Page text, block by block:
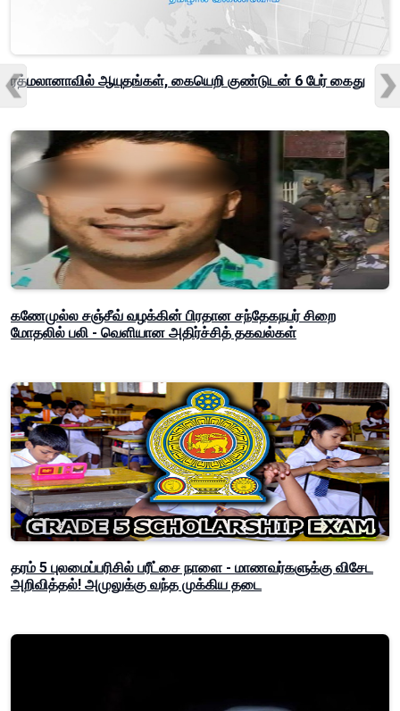
ரத்மலானாவில் ஆயுதங்கள், கையெறி குண்டுடன் 6 பேர் கைது
கணேமுல்ல சஞ்சீவ் வழக்கின் பிரதான சந்தேகநபர் சிறை
மோதலில் பலி - வெளியான அதிர்ச்சித் தகவல்கள்
தரம் 5 புலமைப்பரிசில் பரீட்சை நாளை - மாணவர்களுக்கு விசேட
அறிவித்தல்! அமுலுக்கு வந்த முக்கிய தடை